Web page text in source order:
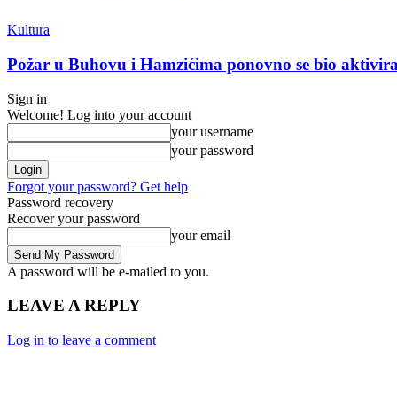
Kultura
Požar u Buhovu i Hamzićima ponovno se bio
Sign in
Welcome! Log into your account
your username
your password
Forgot your password? Get help
Password recovery
Recover your password
your email
A password will be e-mailed to you.
LEAVE A REPLY
Log in to leave a comment